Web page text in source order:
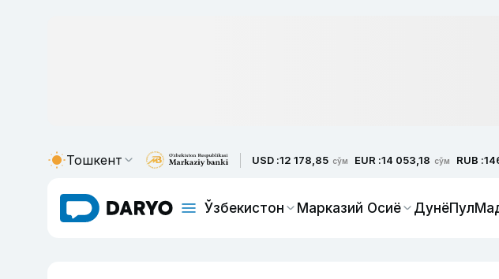
Тошкент USD :12 178,85 сўм EUR :14 053,18 сўм RUB :
Ўзбекистон Марказий Осиё ДунёПул